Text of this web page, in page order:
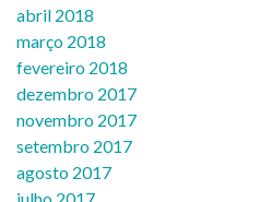
abril 2018
março 2018
fevereiro 2018
dezembro 2017
novembro 2017
setembro 2017
agosto 2017
julho 2017